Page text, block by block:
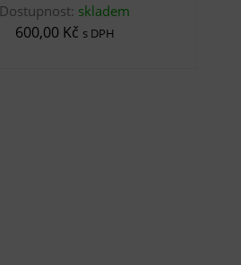
Dostupnost: skladem
600,00 Kč s DPH